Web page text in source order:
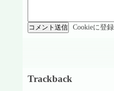
Cookieに登
Trackback